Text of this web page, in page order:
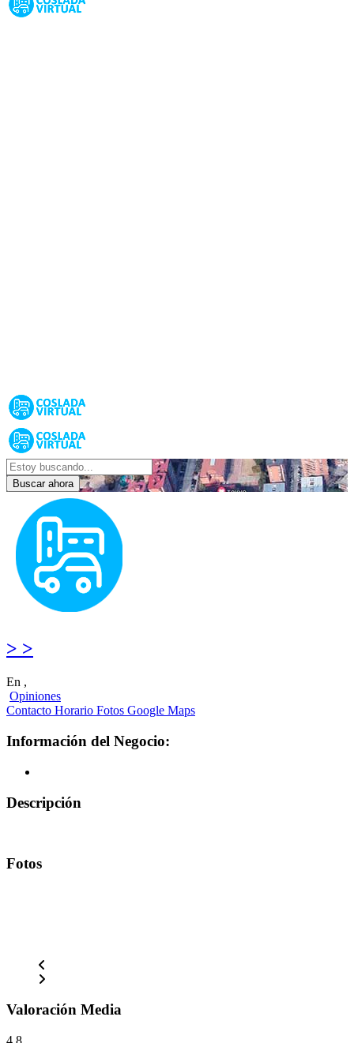
Buscar ahora
> >
En ,
Opiniones
Contacto Horario Fotos Google Maps
Información del Negocio:
Descripción
Fotos
Valoración Media
4.8